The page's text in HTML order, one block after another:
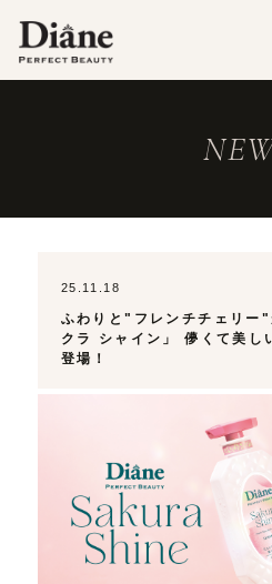
25.11.18
ふわりと"フレンチチェリー
クラ シャイン」 儚くて美
登場！